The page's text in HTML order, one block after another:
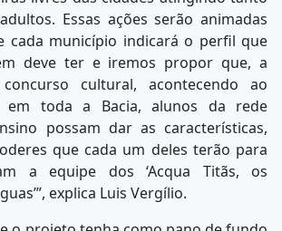
Essas ações serão animadas
cada município indicará o perfil que
deve ter e iremos propor que, a
cultural, acontecendo ao
em toda a Bacia, alunos da rede
possam dar as características,
que cada um deles terão para
a equipe dos ‘Acqua Titãs, os
explica Luis Vergílio.